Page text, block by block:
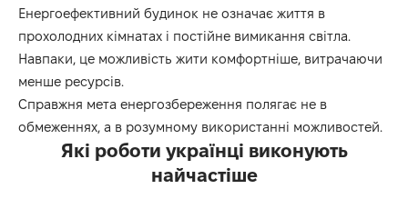
Енергоефективний будинок не означає життя в
прохолодних кімнатах і постійне вимикання світла.
Навпаки, це можливість жити комфортніше, витрачаючи
менше ресурсів.
Справжня мета енергозбереження полягає не в
обмеженнях, а в розумному використанні можливостей.
Які роботи українці виконують
найчастіше